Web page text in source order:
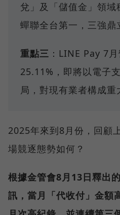
兌」及「儲值金」領
蟬聯全台第一，三強鼎
重點三 ：LINE Pay 7
25.11%，即將以電子
局，對現有業者構成重
2025年來到8月份，回顧
場競逐態勢如何？
根據金管會8月13日釋出
訊，當月「代收付」金額